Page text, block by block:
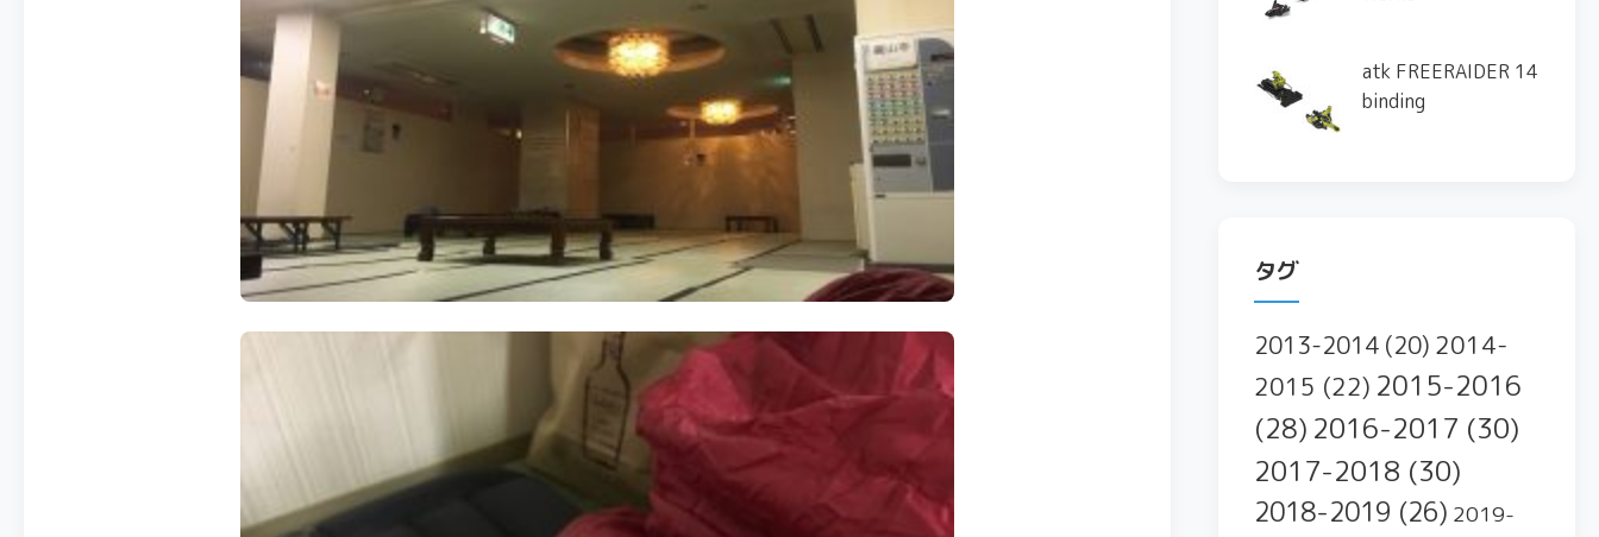
atk FREERAIDER 14
binding
タグ
2013-2014 (20) 2014-
2015 (22) 2015-2016
(28) 2016-2017 (30)
2017-2018 (30)
2018-2019 (26) 2019-